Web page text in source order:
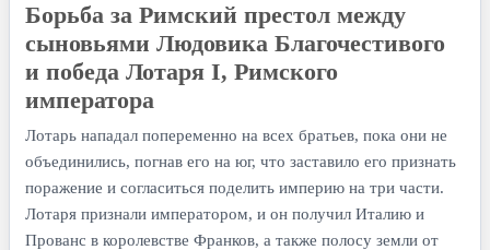
Борьба за Римский престол между
сыновьями Людовика Благочестивого
и победа Лотаря I, Римского
императора
Лотарь нападал попеременно на всех братьев, пока они не
объединились, погнав его на юг, что заставило его признать
поражение и согласиться поделить империю на три части.
Лотаря признали императором, и он получил Италию и
Прованс в королевстве Франков, а также полосу земли от